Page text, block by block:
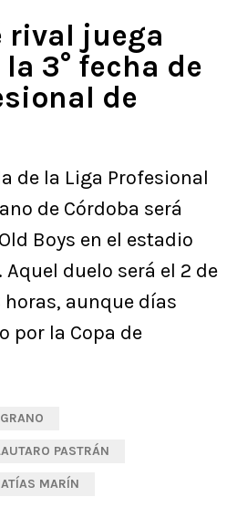
rival juega
3° fecha de
de
de la Liga Profesional
de Córdoba será
Boys en el estadio
duelo será el 2 de
aunque días
por la Copa de
PASTRÁN
MARÍN